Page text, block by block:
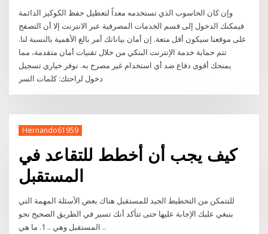
وإن كان الحاسوب الذي تستخدمه معداً لتعطيل حفظ الكوكيز الدائمة
فيمكنك الدخول إلى قسم الخدمات المصرفية عبر الانترنت إلا أن التصفح
على موقعنا سيكون أقل متعة. إن أمان بياناتك أمر بالغ الأهمية بالنسبة لنا.
تتم حماية خدمة الإنترنت البنكي من خلال تقنيات أمان متقدمة، مما
يمنحك أقوى دفاع ضد أي استخدام غير مصرح به. نوفر خياري تسجيل
دخول لراحتك: كلمات السر
Hernando61959
كيف يجب أن أخطط للتقاعد في
المستقبل
للتتمكن من التخطيط الجيد للمستقبل هناك بعض الأسئلة المهمة التي
ينبغي عليك الإجابة عليها حتى تتأكد أنك تسير في الطريق الصحيح نحو
المستقبل وهي .. 1. ما هي ..